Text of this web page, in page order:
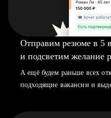
Отправим резюме в 5
и подсветим желание
А ещё будем раньше всех
подходящие вакансии и